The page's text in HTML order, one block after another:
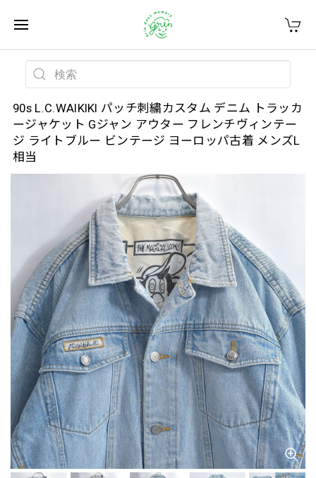
90s L.C.WAIKIKI パッチ刺繍カスタム デニム トラッカ
ージャケット Gジャン アウター フレンチヴィンテー
ジ ライトブルー ビンテージ ヨーロッパ古着 メンズL
相当